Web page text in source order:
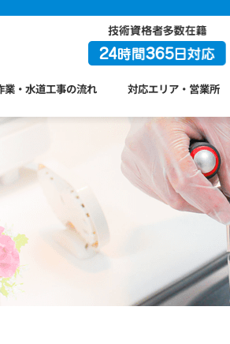
業・水道工事の流れ 対応エリア・営業所